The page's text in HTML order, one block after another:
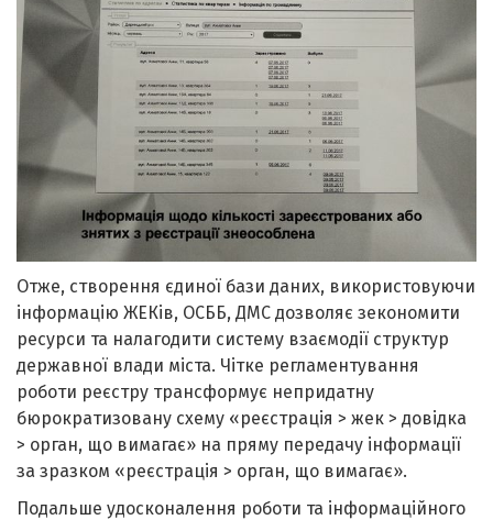
Отже, створення єдиної бази даних, використовуючи
інформацію ЖЕКів, ОСББ, ДМС дозволяє зекономити
ресурси та налагодити систему взаємодії структур
державної влади міста. Чітке регламентування
роботи реєстру трансформує непридатну
бюрократизовану схему «реєстрація > жек > довідка
> орган, що вимагає» на пряму передачу інформації
за зразком «реєстрація > орган, що вимагає».
Подальше удосконалення роботи та інформаційного